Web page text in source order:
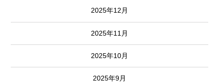
2025年12月
2025年11月
2025年10月
2025年9月